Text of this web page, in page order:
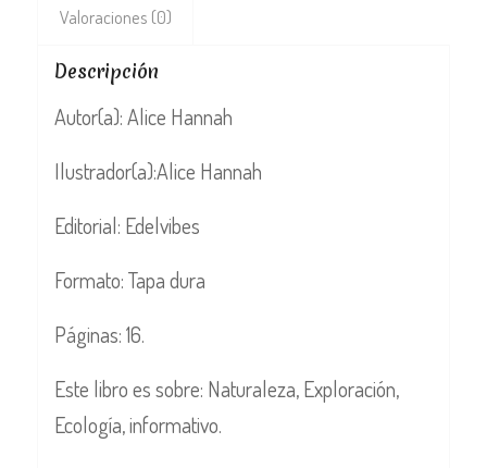
Valoraciones (0)
Descripción
Autor(a): Alice Hannah
Ilustrador(a):Alice Hannah
Editorial: Edelvibes
Formato: Tapa dura
Páginas: 16.
Este libro es sobre: Naturaleza, Exploración,
Ecología, informativo.